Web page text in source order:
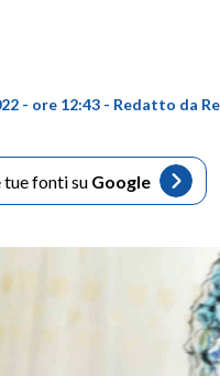
- ore 12:43 - Redatto da
tue fonti su Google